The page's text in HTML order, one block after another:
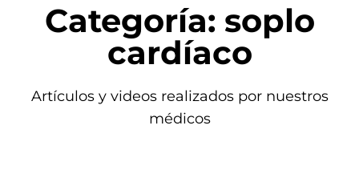
Categoría: soplo
cardíaco
Artículos y videos realizados por nuestros
médicos